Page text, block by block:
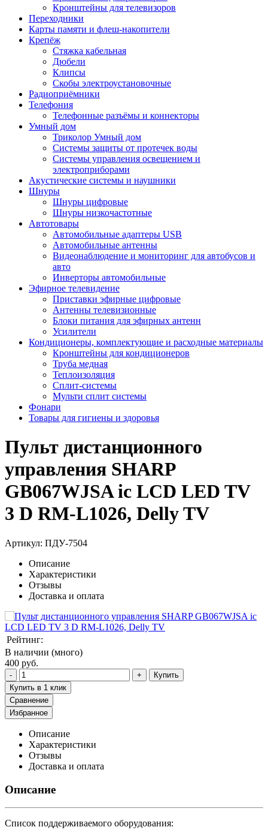
Кронштейны для телевизоров
Переходники
Карты памяти и флеш-накопители
Крепёж
Стяжка кабельная
Дюбели
Клипсы
Скобы электроустановочные
Радиоприёмники
Телефония
Телефонные разъёмы и коннекторы
Умный дом
Триколор Умный дом
Системы защиты от протечек воды
Системы управления освещением и
электроприборами
Акустические системы и наушники
Шнуры
Шнуры цифровые
Шнуры низкочастотные
Автотовары
Автомобильные адаптеры USB
Автомобильные антенны
Видеонаблюдение и мониторинг для автобусов и
авто
Инверторы автомобильные
Эфирное телевидение
Приставки эфирные цифровые
Антенны телевизионные
Блоки питания для эфирных антенн
Усилители
Кондиционеры, комплектующие и расходные материалы
Кронштейны для кондиционеров
Труба медная
Теплоизоляция
Сплит-системы
Мульти сплит системы
Фонари
Товары для гигиены и здоровья
Пульт дистанционного
управления SHARP
GB067WJSA ic LCD LED TV
3 D RM-L1026, Delly TV
Артикул: ПДУ-7504
Описание
Характеристики
Отзывы
Доставка и оплата
Рейтинг:
В наличии (много)
400 руб.
Купить
Купить в 1 клик
Сравнение
Избранное
Описание
Характеристики
Отзывы
Доставка и оплата
Описание
Cписок поддерживаемого оборудования: